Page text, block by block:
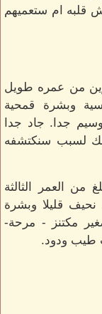
ام ستعميهم
من عمره طويل
وبشرة قمحية
جدا. جاد جدا
لسبب سنكتشفه
العمر الثالثة
قليلا وبشرة
مكتنز - مرحة-
طيب ودود.